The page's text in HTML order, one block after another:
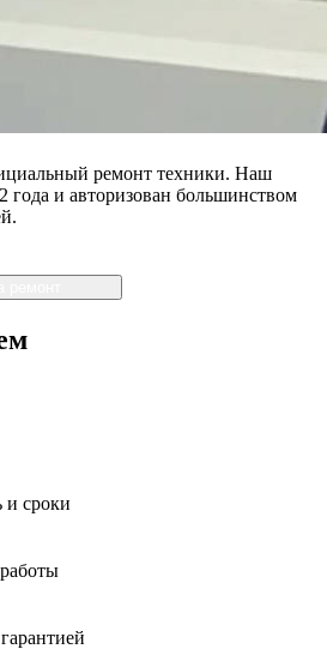
ремонт техники. Наш
года и авторизован большинством
и сроки